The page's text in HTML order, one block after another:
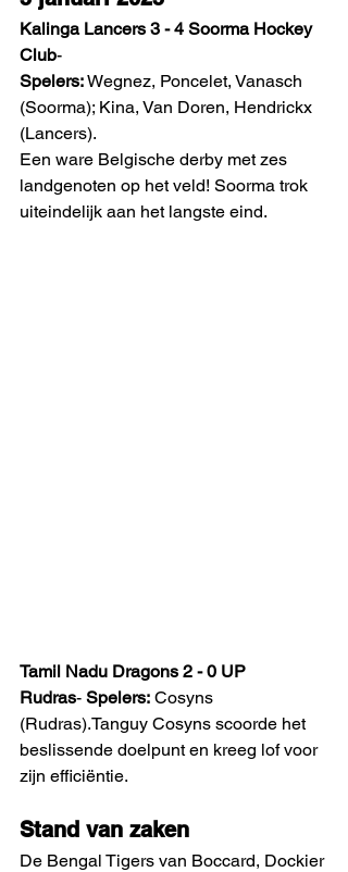
Kalinga Lancers 3 - 4 Soorma Hockey
Club-
Spelers: Wegnez, Poncelet, Vanasch
(Soorma); Kina, Van Doren, Hendrickx
(Lancers).
Een ware Belgische derby met zes
landgenoten op het veld! Soorma trok
uiteindelijk aan het langste eind.
Tamil Nadu Dragons 2 - 0 UP
Rudras- Spelers: Cosyns
(Rudras).Tanguy Cosyns scoorde het
beslissende doelpunt en kreeg lof voor
zijn efficiëntie.
Stand van zaken
De Bengal Tigers van Boccard, Dockier